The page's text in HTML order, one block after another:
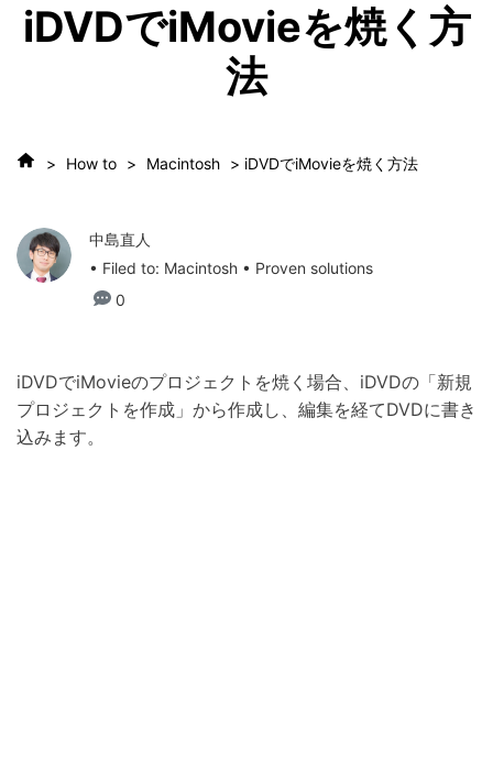
iDVDでiMovieを焼く方
法
> How to > Macintosh > iDVDでiMovieを焼く方法
中島直人
• Filed to: Macintosh • Proven solutions
0
iDVDでiMovieのプロジェクトを焼く場合、iDVDの「新規
プロジェクトを作成」から作成し、編集を経てDVDに書き
込みます。